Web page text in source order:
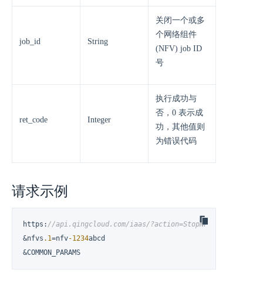
job_id String
关闭一个或多
个网络组件
(NFV) job ID
号
ret_code Integer
执行成功与
否，0 表示成
功，其他值则
为错误代码
请求示例
https : //api.qingcloud.com/iaas/?action=StopNFVs
&nfvs .1=nfv-1234abcd
&COMMON_PARAMS